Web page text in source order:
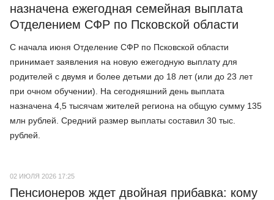
назначена ежегодная семейная выплата
Отделением СФР по Псковской области
С начала июня Отделение СФР по Псковской области
принимает заявления на новую ежегодную выплату для
родителей с двумя и более детьми до 18 лет (или до 23 лет
при очном обучении). На сегодняшний день выплата
назначена 4,5 тысячам жителей региона на общую сумму 135
млн рублей. Средний размер выплаты составил 30 тыс.
рублей.
02 ИЮЛЯ 2026 17:25
Пенсионеров ждет двойная прибавка: кому